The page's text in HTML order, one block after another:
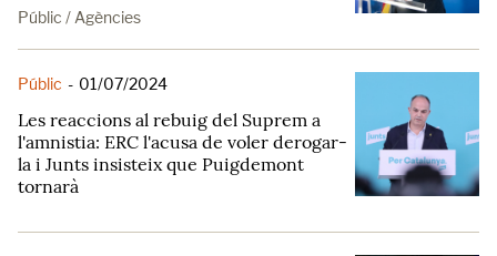
Públic / Agències
Públic - 01/07/2024
Les reaccions al rebuig del Suprem a
l'amnistia: ERC l'acusa de voler derogar-
la i Junts insisteix que Puigdemont
tornarà